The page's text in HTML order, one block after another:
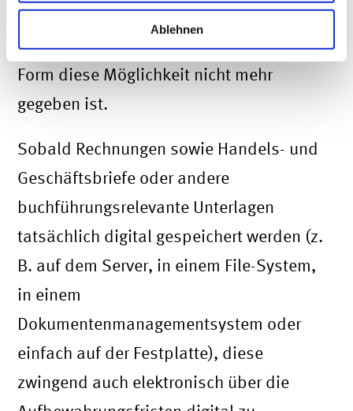
Ablehnen
Speicherung der einzelnen
elektronischen Rechnungen in jedweder
Form diese Möglichkeit nicht mehr
gegeben ist.
Sobald Rechnungen sowie Handels- und
Geschäftsbriefe oder andere
buchführungsrelevante Unterlagen
tatsächlich digital gespeichert werden (z.
B. auf dem Server, in einem File-System,
in einem
Dokumentenmanagementsystem oder
einfach auf der Festplatte), diese
zwingend auch elektronisch über die